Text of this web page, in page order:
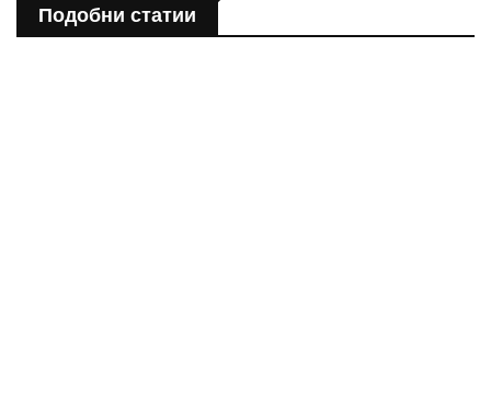
Подобни статии